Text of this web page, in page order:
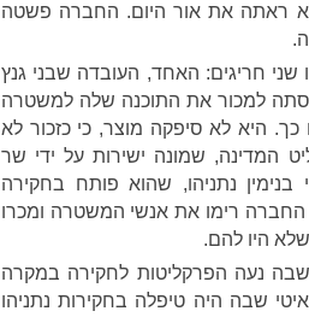
ראתה את אור היום. החברה פשטה
חריגים: האחד, העובדה שבני גנץ
למכור את התוכנה שלה למשטרה
היא לא סיפקה מוצר, כי כזכור לא
המדינה, שמונה ישירות על ידי שר
נתניהו, שהוא פותח בחקירה
רימו את אנשי המשטרה ומכרו
היו להם.
נעה הפרקליטות לחקירה במקרה
שבה היה טיפלה בחקירות נתניהו